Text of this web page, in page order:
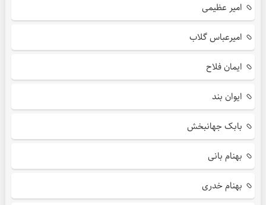
امیر عظیمی
امیرعباس گلاب
ایمان فلاح
ایوان بند
بابک جهانبخش
بهنام بانی
بهنام خدری